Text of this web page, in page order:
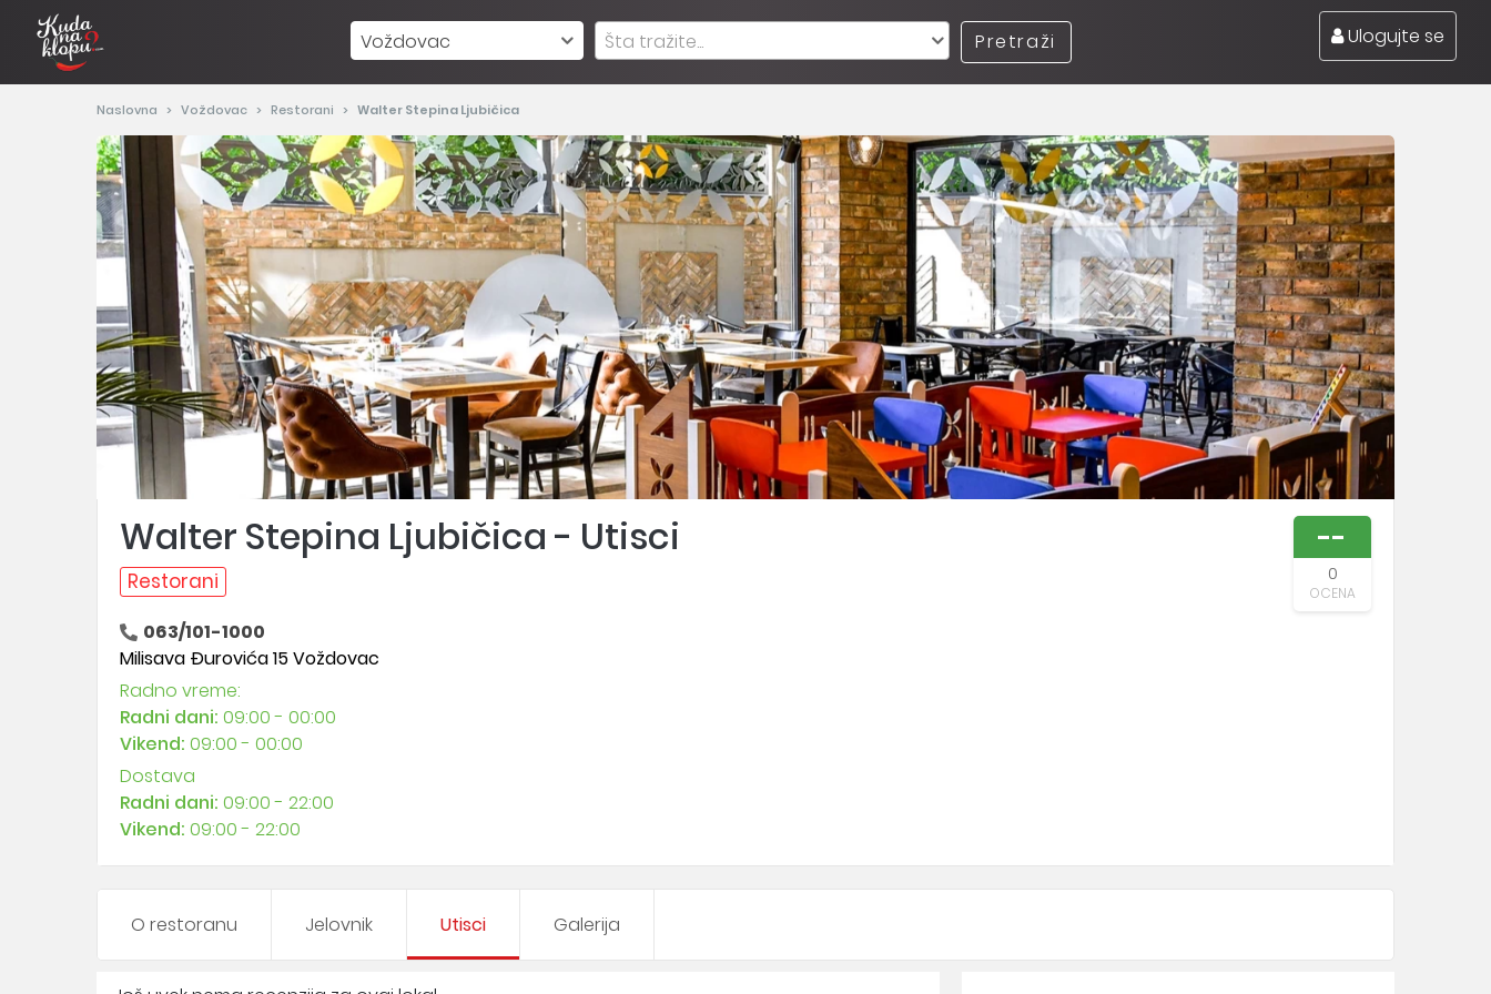
Voždovac Šta tražite... Pretraži Ulogujte se
Naslovna Voždovac Restorani Walter Stepina Ljubičica
Walter Stepina Ljubičica - Utisci
Restorani
063/101-1000
Milisava Đurovića 15 Voždovac
Radno vreme:
Radni dani: 09:00 - 00:00
Vikend: 09:00 - 00:00
Dostava
Radni dani: 09:00 - 22:00
Vikend: 09:00 - 22:00
--
0
OCENA
O restoranu Jelovnik Utisci Galerija